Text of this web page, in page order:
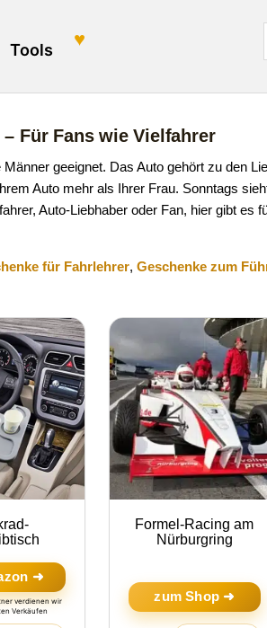
Tools ♥
Für Fans wie Vielfahrer
geeignet. Das Auto gehört zu den
Auto mehr als Ihrer Frau. Sonntags
Auto-Liebhaber oder Fan, hier gibt es
für Fahrlehrer,Geschenke zum
➜
verdienen wir
Verkäufen
Formel-Racing am
Nürburgring
zum Shop ➜